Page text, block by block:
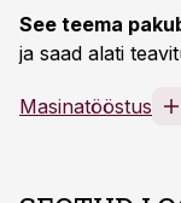
See teema
ja saad alati
Masinatööstus